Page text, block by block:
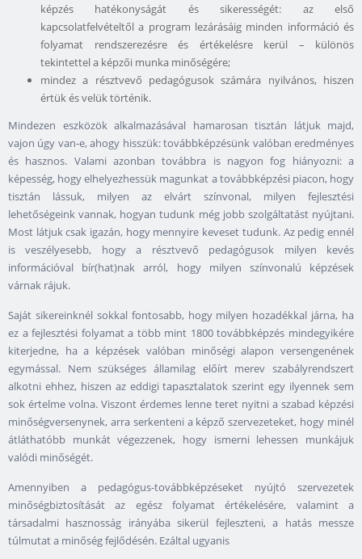
képzés hatékonyságát és sikerességét: az első
kapcsolatfelvételtől a program lezárásáig minden információ és
folyamat rendszerezésre és értékelésre kerül – különös
tekintettel a képzői munka minőségére;
mindez a résztvevő pedagógusok számára nyilvános, hiszen
értük és velük történik.
Mindezen eszközök alkalmazásával hamarosan tisztán látjuk majd,
vajon úgy van-e, ahogy hisszük: továbbképzésünk valóban eredményes
és hasznos. Valami azonban továbbra is nagyon fog hiányozni: a
képesség, hogy elhelyezhessük magunkat a továbbképzési piacon, hogy
tisztán lássuk, milyen az elvárt színvonal, milyen fejlesztési
lehetőségeink vannak, hogyan tudunk még jobb szolgáltatást nyújtani.
Most látjuk csak igazán, hogy mennyire keveset tudunk. Az pedig ennél
is veszélyesebb, hogy a résztvevő pedagógusok milyen kevés
információval bír(hat)nak arról, hogy milyen színvonalú képzések
várnak rájuk.
Saját sikereinknél sokkal fontosabb, hogy milyen hozadékkal járna, ha
ez a fejlesztési folyamat a több mint 1800 továbbképzés mindegyikére
kiterjedne, ha a képzések valóban minőségi alapon versengenének
egymással. Nem szükséges államilag előírt merev szabályrendszert
alkotni ehhez, hiszen az eddigi tapasztalatok szerint egy ilyennek sem
sok értelme volna. Viszont érdemes lenne teret nyitni a szabad képzési
minőségversenynek, arra serkenteni a képző szervezeteket, hogy minél
átláthatóbb munkát végezzenek, hogy ismerni lehessen munkájuk
valódi minőségét.
Amennyiben a pedagógus-továbbképzéseket nyújtó szervezetek
minőségbiztosítását az egész folyamat értékelésére, valamint a
társadalmi hasznosság irányába sikerül fejleszteni, a hatás messze
túlmutat a minőség fejlődésén. Ezáltal ugyanis